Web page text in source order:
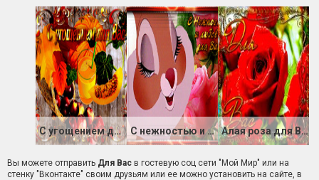
С угощением для Вас С нежностью и любовью для Вас Алая роза для Вас
Вы можете отправить Для Вас в гостевую соц сети "Мой Мир" или на
стенку "Вконтакте" своим друзьям или ее можно установить на сайте, в